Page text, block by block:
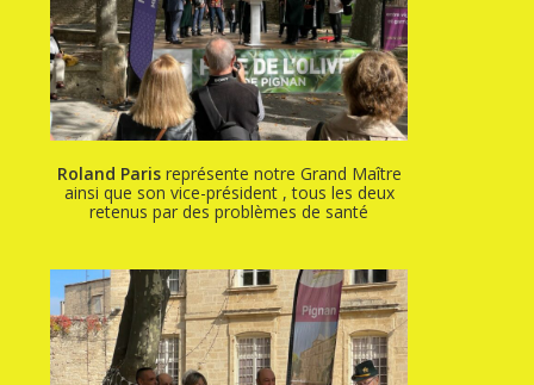
Roland Parisreprésente notre Grand Maître
ainsi que son vice-président , tous les deux
retenus par des problèmes de santé